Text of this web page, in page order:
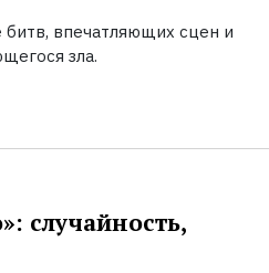
впечатляющих сцен и
зла.
случайность,